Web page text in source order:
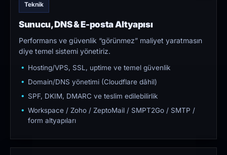
Teknik
Sunucu, DNS & E-posta Altyapısı
Performans ve güvenlik “görünmez” maliyet yaratmasın
diye temel sistemi yönetiriz.
Hosting/VPS, SSL, uptime ve temel güvenlik
Domain/DNS yönetimi (Cloudflare dâhil)
SPF, DKIM, DMARC ve teslim edilebilirlik
Workspace / Zoho / ZeptoMail / SMPT2Go / SMTP /
form altyapıları